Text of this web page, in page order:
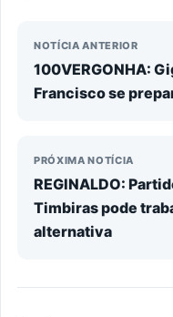
NOTÍCIA ANTERIOR
100VERGONHA:
Francisco se
PRÓXIMA NOTÍCIA
REGINALDO:
Timbiras pode
alternativa